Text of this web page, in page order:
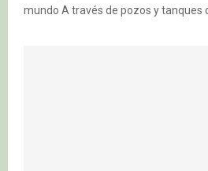
mundo A través de pozos y tanques